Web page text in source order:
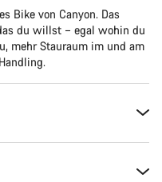
Bike von Canyon. Das
du willst – egal wohin du
mehr Stauraum im und am